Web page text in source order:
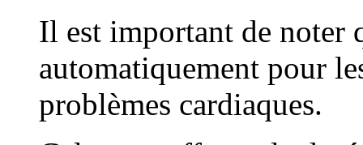
Il est important de noter
automatiquement pour
problèmes cardiaques.